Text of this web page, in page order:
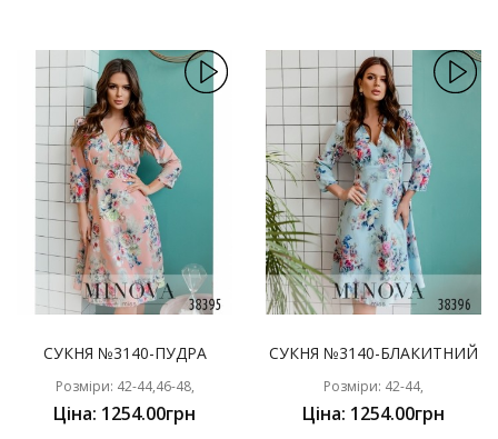
СУКНЯ №3140-ПУДРА
Розміри: 42-44,46-48,
Ціна: 1254.00грн
СУКНЯ №3140-БЛАКИТНИЙ
Розміри: 42-44,
Ціна: 1254.00грн